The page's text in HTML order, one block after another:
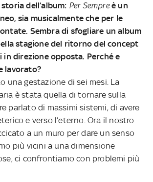
dell’album: Per Sempreè un
sia musicalmente che per le
Sembra di sfogliare un album
stagione del ritorno del concept
in direzione opposta. Perché e
lavorato?
una gestazione di sei mesi. La
è stata quella di tornare sulla
parlato di massimi sistemi, di avere
e verso l’eterno. Ora il nostro
a un muro per dare un senso
più vicini a una dimensione
ci confrontiamo con problemi più